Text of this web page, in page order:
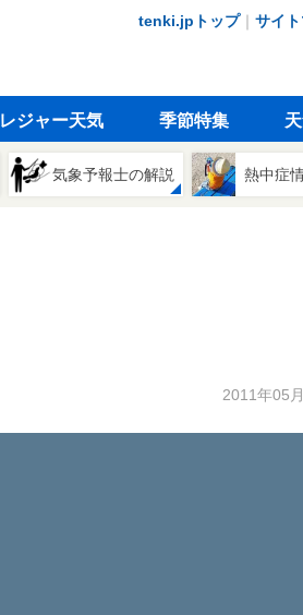
tenki.jpトップ｜ サイ
レジャー天気 季節特集
気象予報士の解説 熱中症
2011年05